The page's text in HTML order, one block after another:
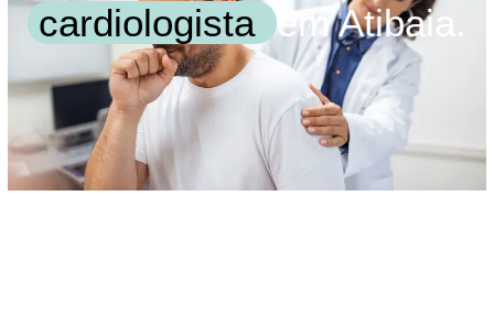
cardiologista em Atibaia.